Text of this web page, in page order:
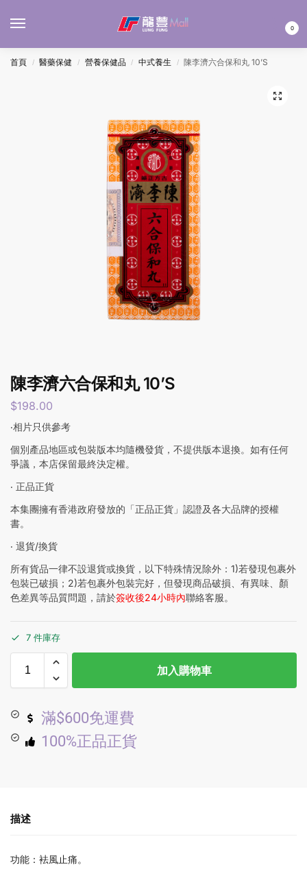
0
首頁 / 醫藥保健 / 營養保健品 / 中式養生 / 陳李濟六合保和丸 10’S
陳李濟六合保和丸 10’S
$198.00
‧相片只供參考
個別產品地區或包裝版本均隨機發貨，不提供版本退換。如有任何
爭議，本店保留最終決定權。
‧ 正品正貨
本集團擁有香港政府發放的「正品正貨」認證及各大品牌的授權
書。
‧ 退貨/換貨
所有貨品一律不設退貨或換貨，以下特殊情況除外：1)若發現包裹外
包裝已破損；2)若包裹外包裝完好，但發現商品破損、有異味、顏
色差異等品質問題，請於簽收後24小時內聯絡客服。
7 件庫存
加入購物車
滿$600免運費
100%正品正貨
描述
功能：袪風止痛。